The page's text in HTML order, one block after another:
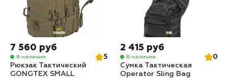
7 560 руб
В наличии
5
Рюкзак Тактический
GONGTEX SMALL
2 415 руб
В наличии
0
Сумка Тактическая
Operator Sling Bag